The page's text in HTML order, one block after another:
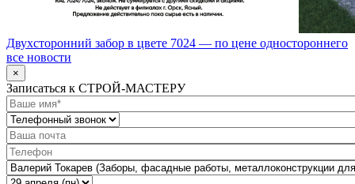
Двухсторонний забор в цвете 7024 — по цене одностороннего
все новости
×
Записаться к СТРОЙ-МАСТЕРУ